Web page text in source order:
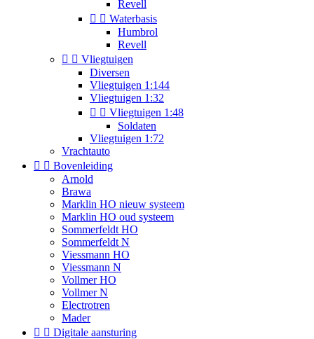
Revell
  Waterbasis
Humbrol
Revell
  Vliegtuigen
Diversen
Vliegtuigen 1:144
Vliegtuigen 1:32
  Vliegtuigen 1:48
Soldaten
Vliegtuigen 1:72
Vrachtauto
  Bovenleiding
Arnold
Brawa
Marklin HO nieuw systeem
Marklin HO oud systeem
Sommerfeldt HO
Sommerfeldt N
Viessmann HO
Viessmann N
Vollmer HO
Vollmer N
Electrotren
Mader
  Digitale aansturing